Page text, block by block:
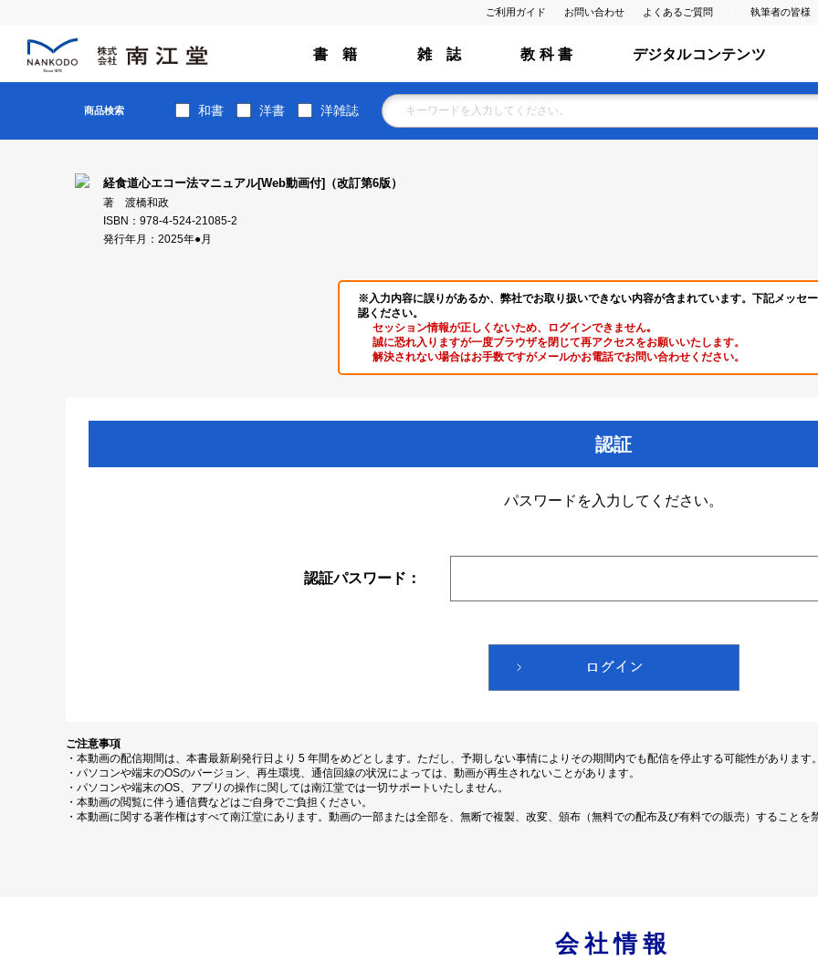
ご利用ガイド お問い合わせ よくあるご質問 執筆者の皆様
書 籍 雑 誌 教 科 書 デジタルコンテンツ
商品検索 和書 洋書 洋雑誌
経食道心エコー法マニュアル[Web動画付]（改訂第6版）
著 渡橋和政
ISBN：978-4-524-21085-2
発行年月：2025年●月
※入力内容に誤りがあるか、弊社でお取り扱いできない内容が含まれています。下記メッセ
認ください。
セッション情報が正しくないため、ログインできません｡
誠に恐れ入りますが一度ブラウザを閉じて再アクセスをお願いいたします。
解決されない場合はお手数ですがメールかお電話でお問い合わせください。
認証
パスワードを入力してください。
認証パスワード：
ご注意事項
・本動画の配信期間は、本書最新刷発行日より 5 年間をめどとします。ただし、予期しない事情によりその期間内でも配信を停止する可能性があります。
・パソコンや端末のOSのバージョン、再生環境、通信回線の状況によっては、動画が再生されないことがあります。
・パソコンや端末のOS、アプリの操作に関しては南江堂では一切サポートいたしません。
・本動画の閲覧に伴う通信費などはご自身でご負担ください。
・本動画に関する著作権はすべて南江堂にあります。動画の一部または全部を、無断で複製、改変、頒布（無料での配布及び有料での販売）することを
会社情報